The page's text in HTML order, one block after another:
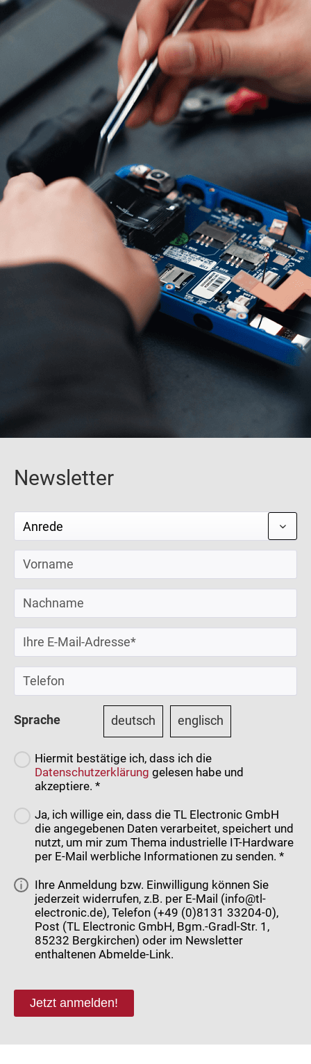
Newsletter
Sprache deutsch englisch
Hiermit bestätige ich, dass ich die
Datenschutzerklärung gelesen habe und
akzeptiere. *
Ja, ich willige ein, dass die TL Electronic GmbH
die angegebenen Daten verarbeitet, speichert und
nutzt, um mir zum Thema industrielle IT-Hardware
per E-Mail werbliche Informationen zu senden. *
Ihre Anmeldung bzw. Einwilligung können Sie
jederzeit widerrufen, z.B. per E-Mail (info@tl-
electronic.de), Telefon (+49 (0)8131 33204-0),
Post (TL Electronic GmbH, Bgm.-Gradl-Str. 1,
85232 Bergkirchen) oder im Newsletter
enthaltenen Abmelde-Link.
Jetzt anmelden!